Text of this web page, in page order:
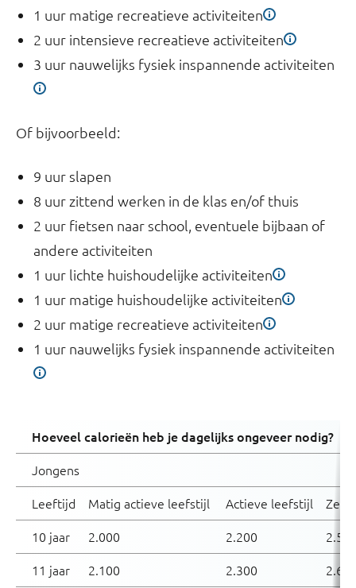
1 uur matige recreatieve activiteiten
2 uur intensieve recreatieve activiteiten
3 uur nauwelijks fysiek inspannende activiteiten
Of bijvoorbeeld:
9 uur slapen
8 uur zittend werken in de klas en/of thuis
2 uur fietsen naar school, eventuele bijbaan of
andere activiteiten
1 uur lichte huishoudelijke activiteiten
1 uur matige huishoudelijke activiteiten
2 uur matige recreatieve activiteiten
1 uur nauwelijks fysiek inspannende activiteiten
Hoeveel calorieën heb je dagelijks ongeveer nodig?
Jongens
Leeftijd
Matig actieve leefstijl Actieve leefstijl
10 jaar
2.000 2.200
11 jaar
2.100 2.300